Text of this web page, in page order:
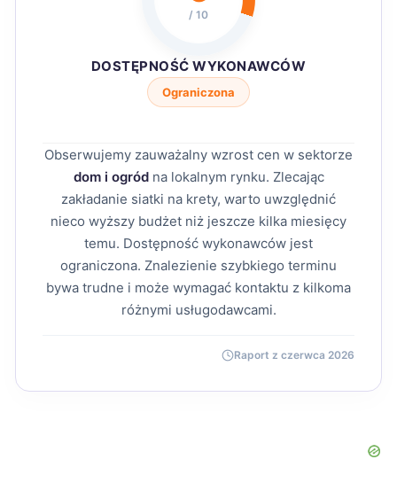
/ 10
DOSTĘPNOŚĆ WYKONAWCÓW
Ograniczona
Obserwujemy zauważalny wzrost cen w sektorze
dom i ogródna lokalnym rynku. Zlecając
zakładanie siatki na krety, warto uwzględnić
nieco wyższy budżet niż jeszcze kilka miesięcy
temu. Dostępność wykonawców jest
ograniczona. Znalezienie szybkiego terminu
bywa trudne i może wymagać kontaktu z kilkoma
różnymi usługodawcami.
Raport z czerwca 2026